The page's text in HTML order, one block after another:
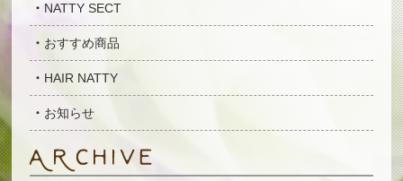
NATTY SECT
おすすめ商品
HAIR NATTY
お知らせ